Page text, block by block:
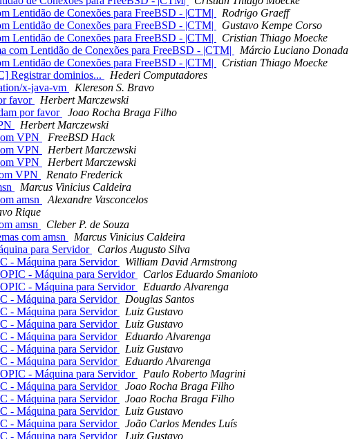
Lentidão de Conexões para FreeBSD - |CTM|
Rodrigo Graeff
Lentidão de Conexões para FreeBSD - |CTM|
Gustavo Kempe Corso
Lentidão de Conexões para FreeBSD - |CTM|
Cristian Thiago Moecke
com Lentidão de Conexões para FreeBSD - |CTM|
Márcio Luciano Donada
Lentidão de Conexões para FreeBSD - |CTM|
Cristian Thiago Moecke
Registrar dominios...
Hederi Computadores
x-java-vm
Klereson S. Bravo
favor
Herbert Marczewski
por favor
Joao Rocha Braga Filho
Herbert Marczewski
VPN
FreeBSD Hack
VPN
Herbert Marczewski
VPN
Herbert Marczewski
VPN
Renato Frederick
Marcus Vinicius Caldeira
amsn
Alexandre Vasconcelos
Rique
amsn
Cleber P. de Souza
com amsn
Marcus Vinicius Caldeira
para Servidor
Carlos Augusto Silva
- Máquina para Servidor
William David Armstrong
- Máquina para Servidor
Carlos Eduardo Smanioto
- Máquina para Servidor
Eduardo Alvarenga
- Máquina para Servidor
Douglas Santos
- Máquina para Servidor
Luiz Gustavo
- Máquina para Servidor
Luiz Gustavo
- Máquina para Servidor
Eduardo Alvarenga
- Máquina para Servidor
Luiz Gustavo
- Máquina para Servidor
Eduardo Alvarenga
- Máquina para Servidor
Paulo Roberto Magrini
- Máquina para Servidor
Joao Rocha Braga Filho
- Máquina para Servidor
Joao Rocha Braga Filho
- Máquina para Servidor
Luiz Gustavo
- Máquina para Servidor
João Carlos Mendes Luís
- Máquina para Servidor
Luiz Gustavo